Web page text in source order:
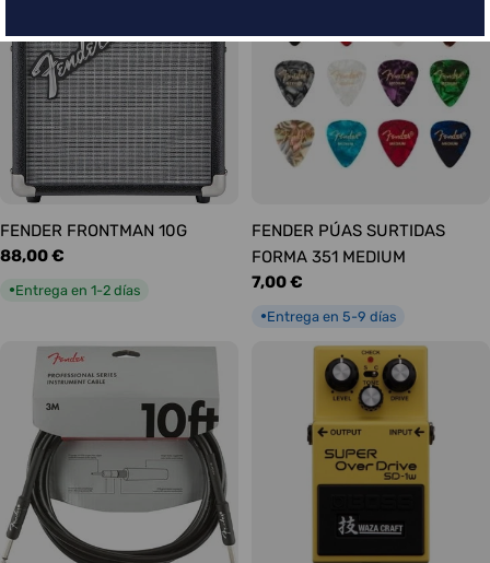
FENDER FRONTMAN 10G
Precio
88,00 €
●Entrega en 1-2 días
FENDER PÚAS SURTIDAS
FORMA 351 MEDIUM
Precio
7,00 €
●Entrega en 5-9 días